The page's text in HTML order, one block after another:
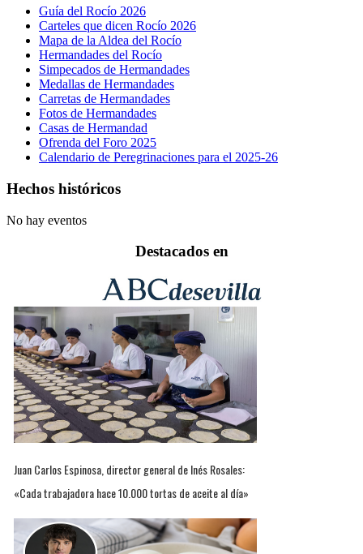
Guía del Rocío 2026
Carteles que dicen Rocío 2026
Mapa de la Aldea del Rocío
Hermandades del Rocío
Simpecados de Hermandades
Medallas de Hermandades
Carretas de Hermandades
Fotos de Hermandades
Casas de Hermandad
Ofrenda del Foro 2025
Calendario de Peregrinaciones para el 2025-26
Hechos históricos
No hay eventos
Destacados en
Juan Carlos Espinosa, director general de Inés Rosales:
«Cada trabajadora hace 10.000 tortas de aceite al día»